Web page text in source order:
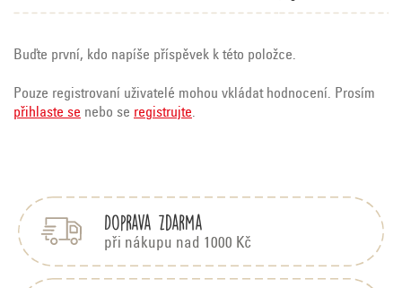
Buďte první, kdo napíše příspěvek k této položce.
Pouze registrovaní uživatelé mohou vkládat hodnocení. Prosím
přihlaste se nebo se registrujte.
Doprava zdarma
při nákupu nad 1000 Kč